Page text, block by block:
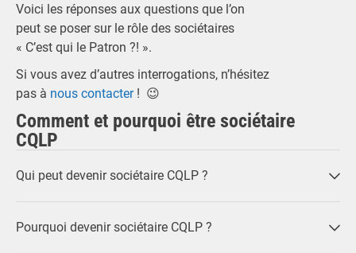
Voici les réponses aux questions que l’on
peut se poser sur le rôle des sociétaires
« C’est qui le Patron ?! ».
Si vous avez d’autres interrogations, n’hésitez
pas à nous contacter! 😉
Comment et pourquoi être sociétaire
CQLP
Qui peut devenir sociétaire CQLP ?
Pourquoi devenir sociétaire CQLP ?